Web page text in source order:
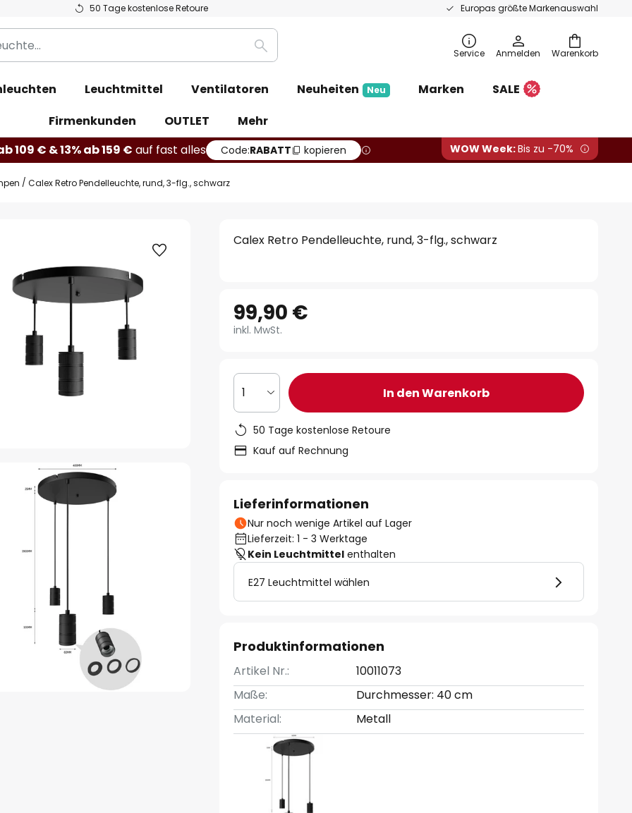
50 Tage kostenlose Retoure Europas größte Markenauswahl
Warenkorb
Suche Service Anmelden
Leuchtmittel Ventilatoren Neuheiten Neu Marken
SALE
Firmenkunden
OUTLET
Mehr
109 € & 13% ab 159 € auf fast alles Code:RABATT kopieren WOW Week:Bis zu -70%
Calex Retro Pendelleuchte, rund, 3-flg., schwarz
Calex Retro Pendelleuchte, rund, 3-flg., schwarz
99,90 €
inkl. MwSt.
1 In den Warenkorb
50 Tage kostenlose Retoure
Kauf auf Rechnung
Lieferinformationen
Nur noch wenige Artikel auf Lager
Lieferzeit: 1 - 3 Werktage
Kein Leuchtmittel enthalten
E27 Leuchtmittel wählen
Produktinformationen
Artikel Nr.:
10011073
Maße:
Durchmesser: 40 cm
Material:
Metall